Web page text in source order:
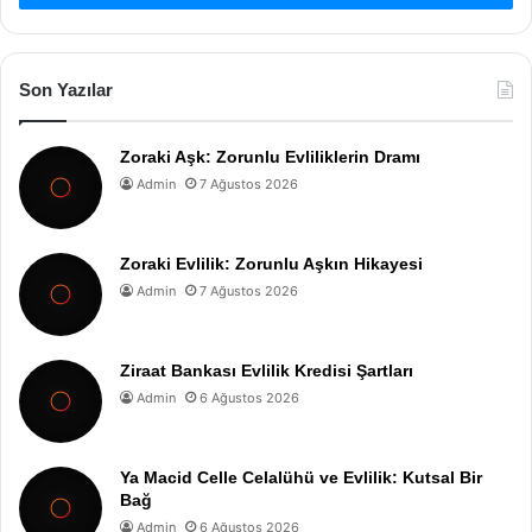
Son Yazılar
Zoraki Aşk: Zorunlu Evliliklerin Dramı
Admin 7 Ağustos 2026
Zoraki Evlilik: Zorunlu Aşkın Hikayesi
Admin 7 Ağustos 2026
Ziraat Bankası Evlilik Kredisi Şartları
Admin 6 Ağustos 2026
Ya Macid Celle Celalühü ve Evlilik: Kutsal Bir
Bağ
Admin 6 Ağustos 2026